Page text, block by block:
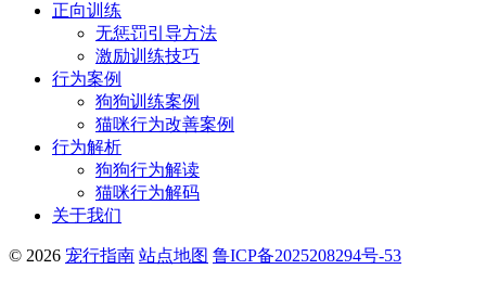
正向训练
无惩罚引导方法
激励训练技巧
行为案例
狗狗训练案例
猫咪行为改善案例
行为解析
狗狗行为解读
猫咪行为解码
关于我们
© 2026 宠行指南 站点地图 鲁ICP备2025208294号-53